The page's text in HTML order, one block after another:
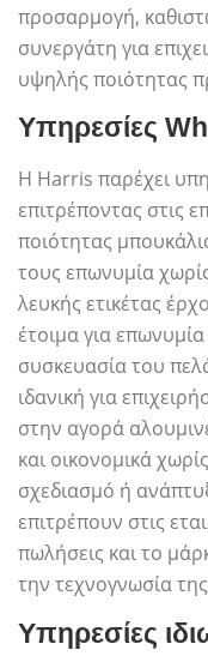
προσαρμογή,
συνεργάτη για
υψηλής ποιότητας
Υπηρεσίες
Η Harris παρέχει
επιτρέποντας στις
ποιότητας
τους επωνυμία
λευκής ετικέτας
έτοιμα για
συσκευασία του
ιδανική για
στην αγορά
και οικονομικά
σχεδιασμό ή
επιτρέπουν στις
πωλήσεις και το
την τεχνογνωσία
Υπηρεσίες